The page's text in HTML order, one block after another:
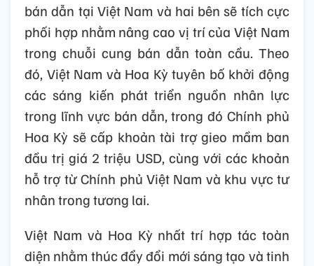
bán dẫn tại Việt Nam và hai bên sẽ tích cực
phối hợp nhằm nâng cao vị trí của Việt Nam
trong chuỗi cung bán dẫn toàn cầu. Theo
đó, Việt Nam và Hoa Kỳ tuyên bố khởi động
các sáng kiến phát triển nguồn nhân lực
trong lĩnh vực bán dẫn, trong đó Chính phủ
Hoa Kỳ sẽ cấp khoản tài trợ gieo mầm ban
đầu trị giá 2 triệu USD, cùng với các khoản
hỗ trợ từ Chính phủ Việt Nam và khu vực tư
nhân trong tương lai.
Việt Nam và Hoa Kỳ nhất trí hợp tác toàn
diện nhằm thúc đẩy đổi mới sáng tạo và tinh